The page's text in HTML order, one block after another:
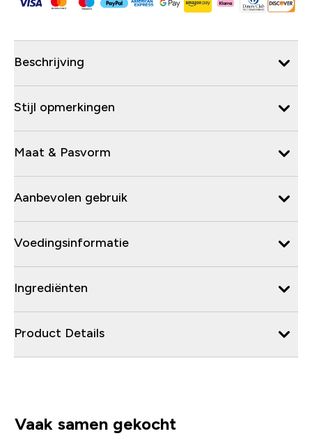
Beschrijving
Stijl opmerkingen
Maat & Pasvorm
Aanbevolen gebruik
Voedingsinformatie
Ingrediënten
Product Details
Vaak samen gekocht